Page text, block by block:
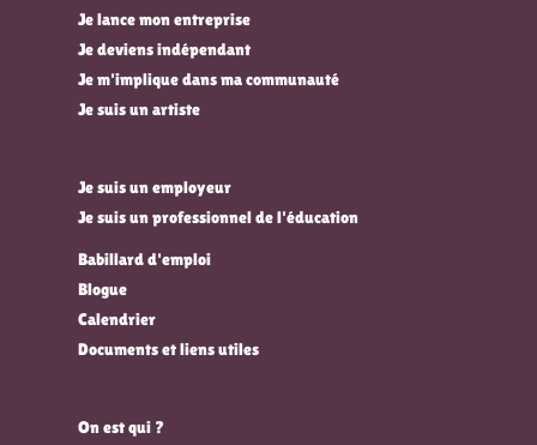
Je lance mon entreprise
Je deviens indépendant
Je m'implique dans ma communauté
Je suis un artiste
Je suis un employeur
Je suis un professionnel de l'éducation
Babillard d'emploi
Blogue
Calendrier
Documents et liens utiles
On est qui ?